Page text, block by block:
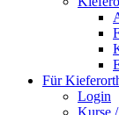
Für
Login
Kurse